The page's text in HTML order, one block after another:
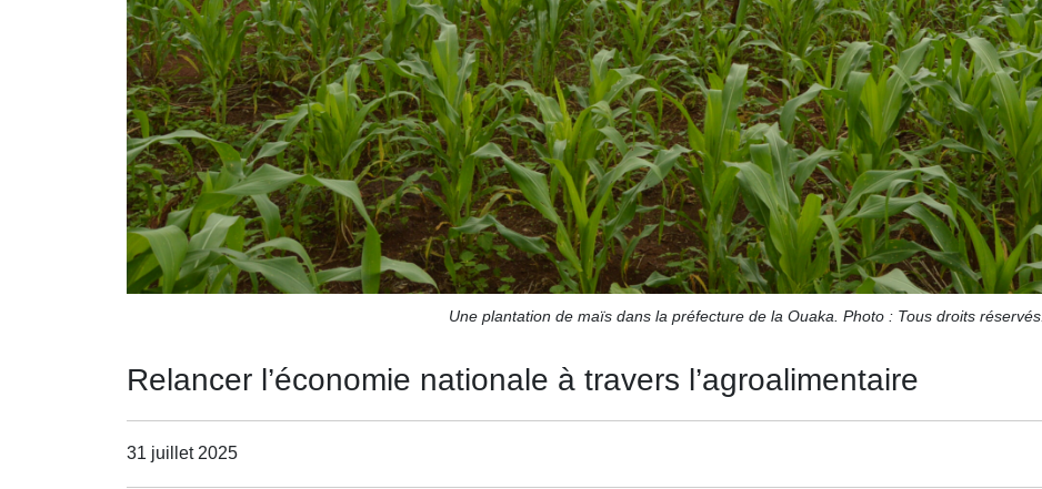
Une plantation de maïs dans la préfecture de la Ouaka. Photo : Tous droits réservés.
Relancer l’économie nationale à travers l’agroalimentaire
31 juillet 2025